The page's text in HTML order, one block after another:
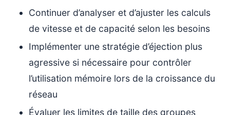
Continuer d’analyser et d’ajuster les calculs
de vitesse et de capacité selon les besoins
Implémenter une stratégie d’éjection plus
agressive si nécessaire pour contrôler
l’utilisation mémoire lors de la croissance du
réseau
Évaluer les limites de taille des groupes